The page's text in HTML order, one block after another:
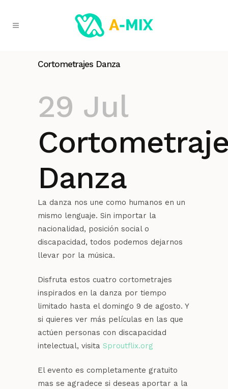
Cortometrajes Danza
29 Jul
Danza
La danza nos une como humanos en un
mismo lenguaje. Sin importar la
nacionalidad, posición social o
discapacidad, todos podemos dejarnos
llevar por la música.
Disfruta estos cuatro cortometrajes
inspirados en la danza por tiempo
limitado hasta el domingo 9 de agosto. Y
si quieres ver más películas en las que
actúen personas con discapacidad
intelectual, visita Sproutflix.org
El evento es completamente gratuito
mas se agradece si deseas aportar a la